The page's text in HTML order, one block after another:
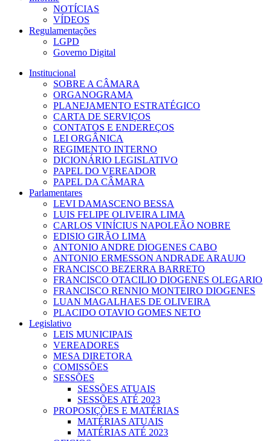
NOTÍCIAS
VÍDEOS
Regulamentações
LGPD
Governo Digital
Institucional
SOBRE A CÂMARA
ORGANOGRAMA
PLANEJAMENTO ESTRATÉGICO
CARTA DE SERVIÇOS
CONTATOS E ENDEREÇOS
LEI ORGÂNICA
REGIMENTO INTERNO
DICIONÁRIO LEGISLATIVO
PAPEL DO VEREADOR
PAPEL DA CÂMARA
Parlamentares
LEVI DAMASCENO BESSA
LUIS FELIPE OLIVEIRA LIMA
CARLOS VINÍCIUS NAPOLEÃO NOBRE
EDISIO GIRÃO LIMA
ANTONIO ANDRE DIOGENES CABO
ANTONIO ERMESSON ANDRADE ARAUJO
FRANCISCO BEZERRA BARRETO
FRANCISCO OTACILIO DIOGENES OLEGARIO
FRANCISCO RENNIO MONTEIRO DIOGENES
LUAN MAGALHAES DE OLIVEIRA
PLACIDO OTAVIO GOMES NETO
Legislativo
LEIS MUNICIPAIS
VEREADORES
MESA DIRETORA
COMISSÕES
SESSÕES
SESSÕES ATUAIS
SESSÕES ATÉ 2023
PROPOSIÇÕES E MATÉRIAS
MATÉRIAS ATUAIS
MATÉRIAS ATÉ 2023